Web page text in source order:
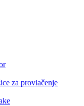
za provlačenje